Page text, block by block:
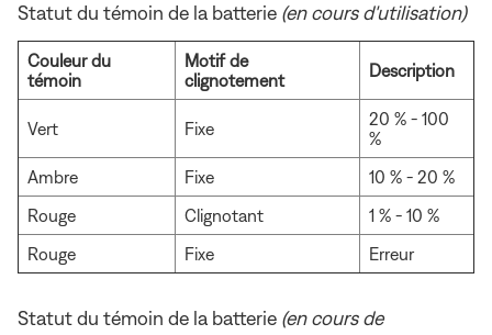
Statut du témoin de la batterie (en cours d'utilisation)
Couleur du
témoin
Motif de
clignotement
Description
Vert Fixe
20 % - 100
%
Ambre
Fixe
10 % - 20 %
Rouge
Clignotant
1 % - 10 %
Rouge
Fixe Erreur
Statut du témoin de la batterie (en cours de